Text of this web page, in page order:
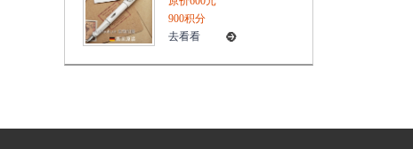
色
900积分
去看看